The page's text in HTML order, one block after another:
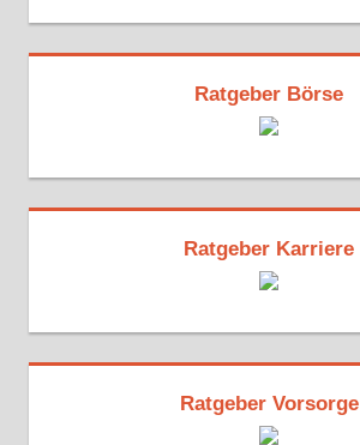
Ratgeber Börse
Ratgeber Karriere
Ratgeber Vorsorge